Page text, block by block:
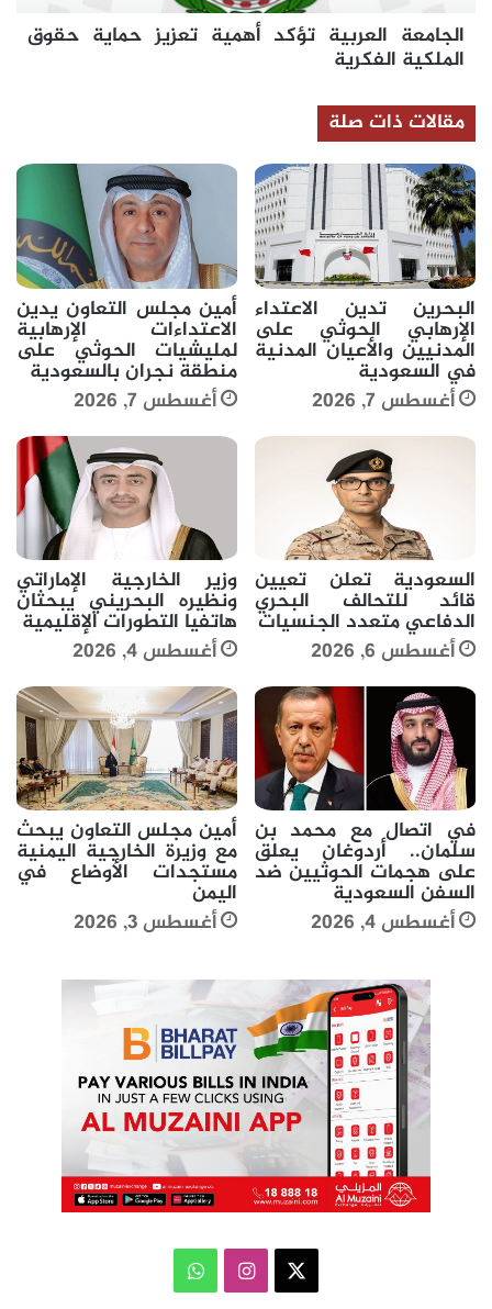
الفكرية
الجامعة العربية تؤكد أهمية تعزيز حماية حقوق
الملكية الفكرية
مقالات ذات صلة
البحرين تدين الاعتداء
الإرهابي الحوثي على
المدنيين والأعيان المدنية
في السعودية
أغسطس 7, 2026
أمين مجلس التعاون يدين
الاعتداءات الإرهابية
لمليشيات الحوثي على
منطقة نجران بالسعودية
أغسطس 7, 2026
السعودية تعلن تعيين
قائد للتحالف البحري
الدفاعي متعدد الجنسيات
أغسطس 6, 2026
وزير الخارجية الإماراتي
ونظيره البحريني يبحثان
هاتفيا التطورات الإقليمية
أغسطس 4, 2026
في اتصال مع محمد بن
سلمان.. أردوغان يعلق
على هجمات الحوثيين ضد
السفن السعودية
أغسطس 4, 2026
أمين مجلس التعاون يبحث
مع وزيرة الخارجية اليمنية
مستجدات الأوضاع في
اليمن
أغسطس 3, 2026
انستقرامواتساب